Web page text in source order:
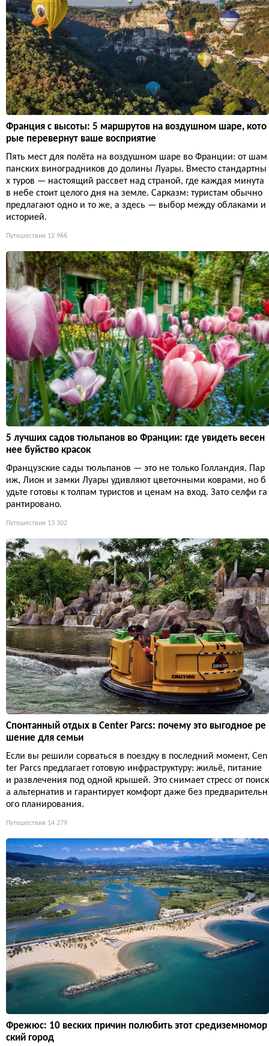
Франция с высоты: 5 маршрутов на воздушном шаре, кото
рые перевернут ваше восприятие
Пять мест для полёта на воздушном шаре во Франции: от шам
панских виноградников до долины Луары. Вместо стандартны
х туров — настоящий рассвет над страной, где каждая минута
в небе стоит целого дня на земле. Сарказм: туристам обычно
предлагают одно и то же, а здесь — выбор между облаками и
историей.
Путешествия 12 966
5 лучших садов тюльпанов во Франции: где увидеть весен
нее буйство красок
Французские сады тюльпанов — это не только Голландия. Пар
иж, Лион и замки Луары удивляют цветочными коврами, но б
удьте готовы к толпам туристов и ценам на вход. Зато селфи га
рантировано.
Путешествия 13 302
Спонтанный отдых в Center Parcs: почему это выгодное ре
шение для семьи
Если вы решили сорваться в поездку в последний момент, Cen
ter Parcs предлагает готовую инфраструктуру: жильё, питание
и развлечения под одной крышей. Это снимает стресс от поиск
а альтернатив и гарантирует комфорт даже без предварительн
ого планирования.
Путешествия 14 279
Фрежюс: 10 веских причин полюбить этот средиземномор
ский город